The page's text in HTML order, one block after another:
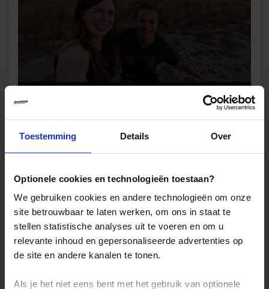
Toestemming Details Over
Optionele cookies en technologieën toestaan?
We gebruiken cookies en andere technologieën om onze
site betrouwbaar te laten werken, om ons in staat te
stellen statistische analyses uit te voeren en om u
relevante inhoud en gepersonaliseerde advertenties op
de site en andere kanalen te tonen.
Als je het niet eens bent met het gebruik van optionele
Accommodaties
Reizen met Shoestring
Bestemmingen